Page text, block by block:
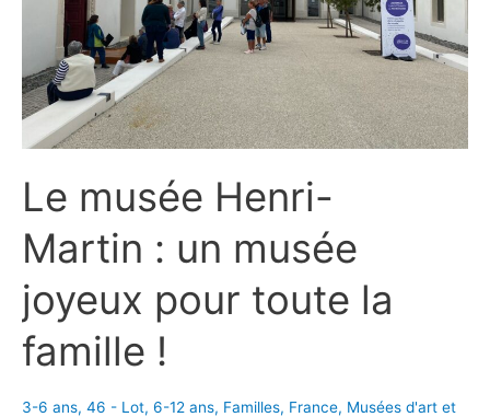
Le musée Henri-
Martin : un musée
joyeux pour toute la
famille !
3-6 ans, 46 - Lot, 6-12 ans, Familles, France, Musées d'art et